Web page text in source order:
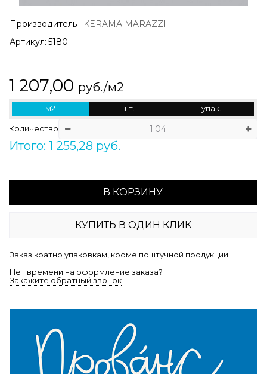
Производитель : KERAMA MARAZZI
Артикул: 5180
1 207,00 руб./м2
м2 шт. упак.
Количество
Итого: 1 255,28 руб.
В КОРЗИНУ
КУПИТЬ В ОДИН КЛИК
Заказ кратно упаковкам, кроме поштучной продукции.
Нет времени на оформление заказа?
Закажите обратный звонок